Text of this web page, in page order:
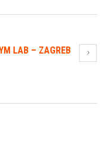
LAB – ZAGREB